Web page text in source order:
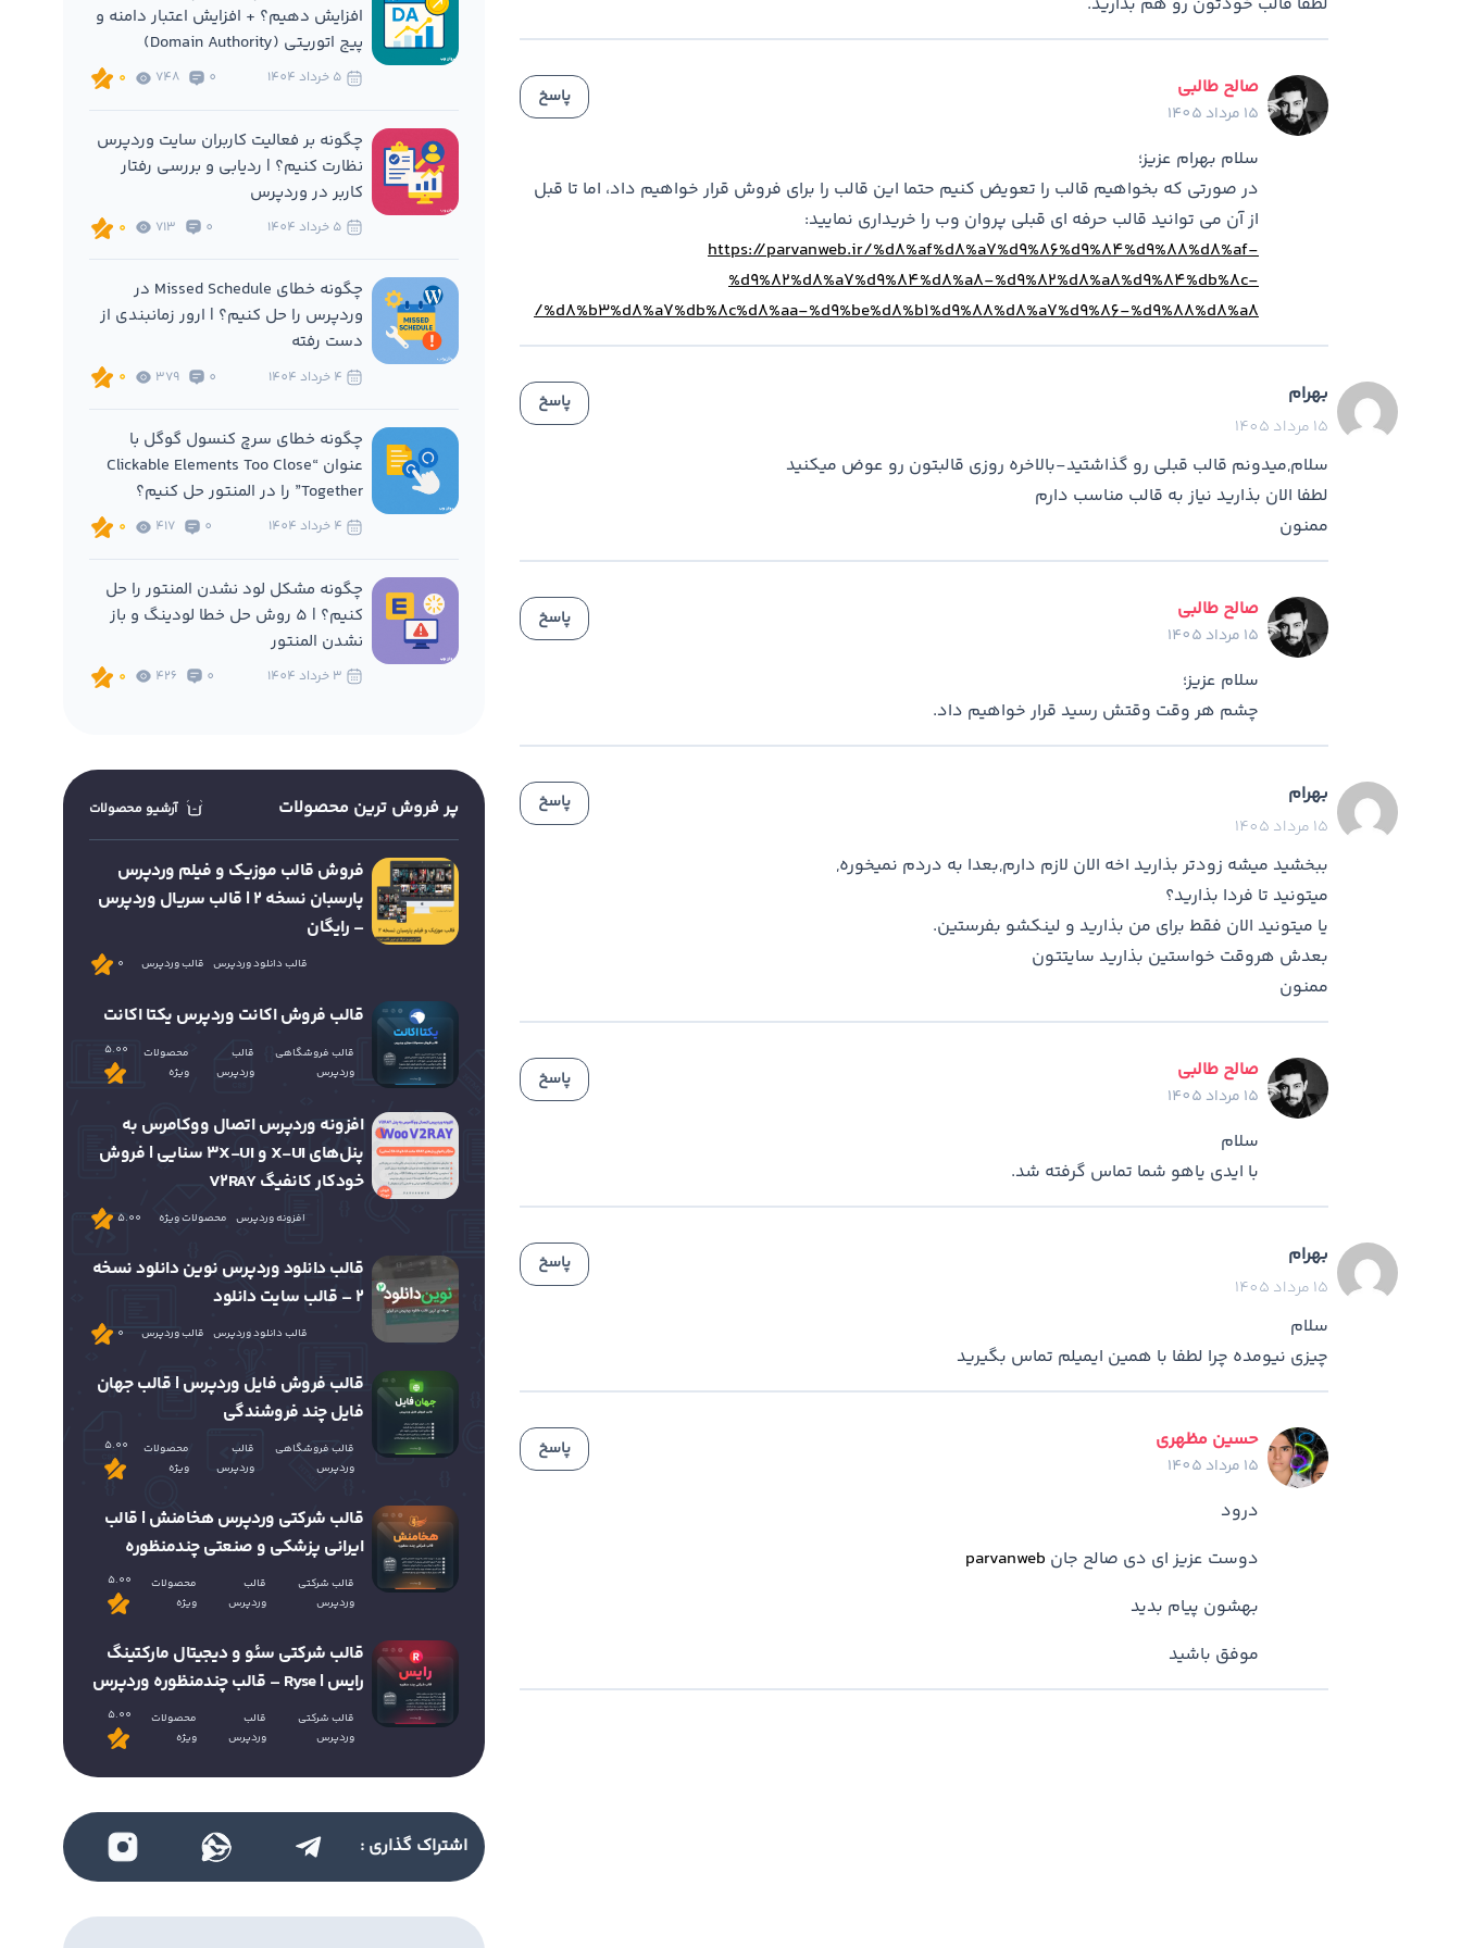
صالح طالبی
15 مرداد 1405
سلام بهرام عزیز؛
در صورتی که بخواهیم قالب را تعویض کنیم حتما این قالب را برای فروش قرار خواهیم داد، اما تا قبل
از آن می توانید قالب حرفه ای قبلی پروان وب را خریداری نمایید:
https://parvanweb.ir/%d8%af%d8%a7%d9%86%d9%84%d9%88%d8%af-
%d9%82%d8%a7%d9%84%d8%a8-%d9%82%d8%a8%d9%84%db%8c-
%d8%b3%d8%a7%db%8c%d8%aa-%d9%be%d8%b1%d9%88%d8%a7%d9%86-%d9%88%d8%a8/
پاسخ
بهرام
15 مرداد 1405
سلام,میدونم قالب قبلی رو گذاشتید-بالاخره روزی قالبتون رو عوض میکنید
لطفا الان بذارید نیاز به قالب مناسب دارم
ممنون
پاسخ
صالح طالبی
15 مرداد 1405
سلام عزیز؛
چشم هر وقت وقتش رسید قرار خواهیم داد.
پاسخ
بهرام
15 مرداد 1405
ببخشید میشه زودتر بذارید اخه الان لازم دارم,بعدا به دردم نمیخوره,
میتونید تا فردا بذارید؟
یا میتونید الان فقط برای من بذارید و لینکشو بفرستین.
بعدش هروقت خواستین بذارید سایتتون
ممنون
پاسخ
صالح طالبی
15 مرداد 1405
سلام
با ایدی یاهو شما تماس گرفته شد.
پاسخ
بهرام
15 مرداد 1405
سلام
چیزی نیومده چرا لطفا با همین ایمیلم تماس بگیرید
پاسخ
حسین مظهری
15 مرداد 1405
درود
دوست عزیز ای دی صالح جان parvanweb
بهشون پیام بدید
موفق باشید
پاسخ
افزایش دهیم؟ + افزایش اعتبار دامنه و
پیج اتوریتی (Domain Authority)
0
748
0
چگونه بر فعالیت کاربران سایت وردپرس
نظارت کنیم؟ | ردیابی و بررسی رفتار
کاربر در وردپرس
0
713
0
چگونه خطای Missed Schedule در
وردپرس را حل کنیم؟ | ارور زمانبندی از
دست رفته
0
379
0
چگونه خطای سرچ کنسول گوگل با
عنوان “Clickable Elements Too Close
Together” را در المنتور حل کنیم؟
0
417
0
چگونه مشکل لود نشدن المنتور را حل
کنیم؟ | 5 روش حل خطا لودینگ و باز
نشدن المنتور
0
426
0
پر فروش ترین محصولات آرشیو محصولات
فروش قالب موزیک و فیلم وردپرس
پارسبان نسخه 2 | قالب سریال وردپرس
– رایگان
قالب دانلود وردپرس قالب وردپرس 0
قالب فروش اکانت وردپرس یکتا اکانت
قالب فروشگاهی
وردپرس
قالب
وردپرس
محصولات
ویژه
5.00
افزونه وردپرس اتصال ووکامرس به
پنل‌های X-UI و 3X-UI سنایی | فروش
خودکار کانفیگ V2RAY
افزونه وردپرس محصولات ویژه 5.00
قالب دانلود وردپرس نوین دانلود نسخه
2 – قالب سایت دانلود
قالب دانلود وردپرس قالب وردپرس 0
قالب فروش فایل وردپرس | قالب جهان
فایل چند فروشندگی
قالب فروشگاهی
وردپرس
قالب
وردپرس
محصولات
ویژه
5.00
قالب شرکتی وردپرس هخامنش | قالب
ایرانی پزشکی و صنعتی چندمنظوره
قالب شرکتی
وردپرس
قالب
وردپرس
محصولات
ویژه
5.00
قالب شرکتی سئو و دیجیتال مارکتینگ
رایس | Ryse – قالب چندمنظوره وردپرس
قالب شرکتی
وردپرس
قالب
وردپرس
محصولات
ویژه
5.00
اشتراک گذاری :